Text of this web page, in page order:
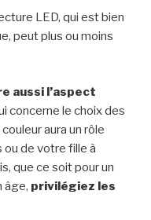
LED, qui est bien
peut plus ou moins
aussi l’aspect
concerne le choix des
aura un rôle
ou de votre fille à
que ce soit pour un
âge, privilégiez les